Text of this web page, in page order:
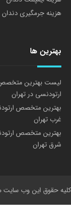
هزینه جرمگیری دندان
بهترین ها
لیست بهترین
ارتودنسی در تهران
بهترین متخصص
غرب تهران
بهترین متخصص
شرق تهران